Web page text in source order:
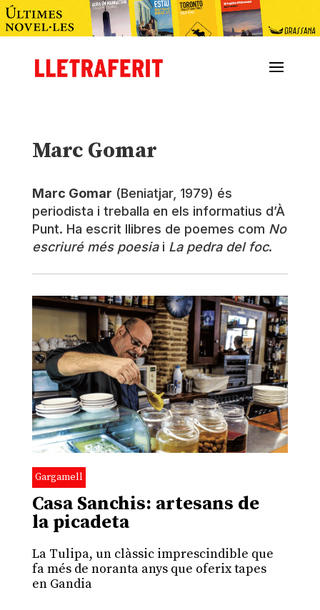
Marc Gomar
Marc Gomar (Beniatjar, 1979) és
periodista i treballa en els informatius d’À
Punt. Ha escrit llibres de poemes com No
escriuré més poesiai La pedra del foc.
Gargamell
Casa Sanchis: artesans de
la picadeta
La Tulipa, un clàssic imprescindible que
fa més de noranta anys que oferix tapes
en Gandia